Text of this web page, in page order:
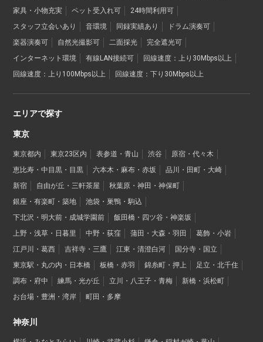
家具・小物充実
ペット受入れ可
24時間利用可
スタッフ立会いあり
音環境 同録実績あり
ドラム演奏可
楽器演奏可
自然光撮影可 二面採光
完全遮光可
インターネット環境
有線LAN接続可
回線速度：上り30Mbps以上
回線速度：上り100Mbps以上
回線速度：下り30Mbps以上
エリアで探す
東京
東京都内 東京23区内 表参道・青山 渋谷
原宿・代々木
恵比寿・中目黒・目黒
六本木・麻布・赤坂
品川・田町・大崎
新宿
自由が丘・三軒茶屋
秋葉原・神田・神保町
銀座・有楽町・築地
池袋・巣鴨・駒込
下北沢・明大前・成城学園前
飯田橋・四ツ谷・神楽坂
上野・浅草・日暮里
中野・荻窪 蒲田・大森・羽田
葛飾・小岩
江戸川・葛西
吉祥寺・三鷹 江東・清澄白河
国分寺・国立
東京駅・丸の内・日本橋
板橋・赤羽 錦糸町・押上
足立・北千住
調布・府中
練馬・光が丘 立川・八王子・青梅
新橋・浜松町
お台場・豊洲・湾岸
町田・多摩
神奈川